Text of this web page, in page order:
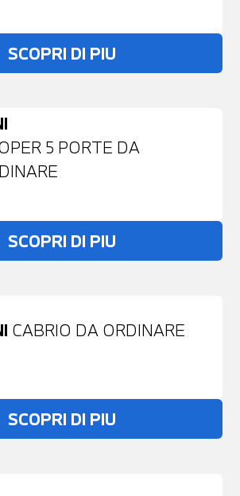
SCOPRI DI PIU
5 PORTE DA
SCOPRI DI PIU
CABRIO DA ORDINARE
SCOPRI DI PIU